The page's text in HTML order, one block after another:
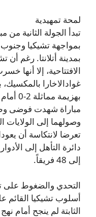
لمحة تمهيدية
تبدأ الجولة الثانية
بمواجهة تشيكيا
بمدينة أتلانتا. رغم أن
غوادالاخارا
مباراة شهدت فوضى
وصولهما إلى الولايات
تعرضا لانتكاسة أن
دائرة التأهل إلى
إلى 48 فريقاً.
التحدي والضغوط على
أسلوب تشيكيا القائم
الثابتة لم ينجح أمام